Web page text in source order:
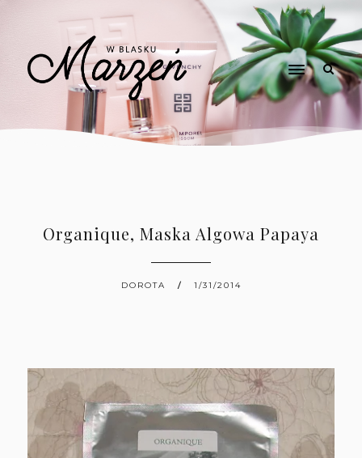
Organique, Maska Algowa Papaya
DOROTA 1/31/2014